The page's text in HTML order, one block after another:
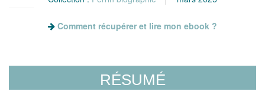
Comment récupérer et lire mon ebook ?
RÉSUMÉ